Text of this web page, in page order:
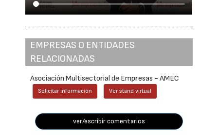
EMPRESAS O ENTIDADES
RELACIONADAS
Asociación Multisectorial de Empresas - AMEC
Solicitar información Ver stand virtual
ver/escribir comentarios